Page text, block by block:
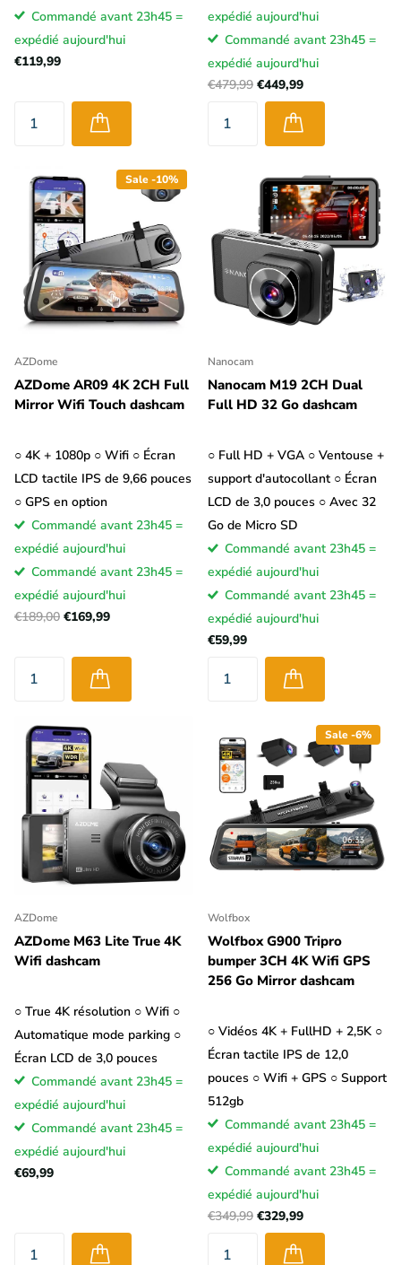
Commandé avant 23h45 =
expédié aujourd'hui
€119,99
expédié aujourd'hui
Commandé avant 23h45 =
expédié aujourd'hui
€479,99 €449,99
Sale -10%
AZDome
AZDome AR09 4K 2CH Full
Mirror Wifi Touch dashcam
○ 4K + 1080p ○ Wifi ○ Écran
LCD tactile IPS de 9,66 pouces
○ GPS en option
Commandé avant 23h45 =
expédié aujourd'hui
Commandé avant 23h45 =
expédié aujourd'hui
€189,00 €169,99
Nanocam
Nanocam M19 2CH Dual
Full HD 32 Go dashcam
○ Full HD + VGA ○ Ventouse +
support d'autocollant ○ Écran
LCD de 3,0 pouces ○ Avec 32
Go de Micro SD
Commandé avant 23h45 =
expédié aujourd'hui
Commandé avant 23h45 =
expédié aujourd'hui
€59,99
AZDome
AZDome M63 Lite True 4K
Wifi dashcam
○ True 4K résolution ○ Wifi ○
Automatique mode parking ○
Écran LCD de 3,0 pouces
Commandé avant 23h45 =
expédié aujourd'hui
Commandé avant 23h45 =
expédié aujourd'hui
€69,99
Sale -6%
Wolfbox
Wolfbox G900 Tripro
bumper 3CH 4K Wifi GPS
256 Go Mirror dashcam
○ Vidéos 4K + FullHD + 2,5K ○
Écran tactile IPS de 12,0
pouces ○ Wifi + GPS ○ Support
512gb
Commandé avant 23h45 =
expédié aujourd'hui
Commandé avant 23h45 =
expédié aujourd'hui
€349,99 €329,99